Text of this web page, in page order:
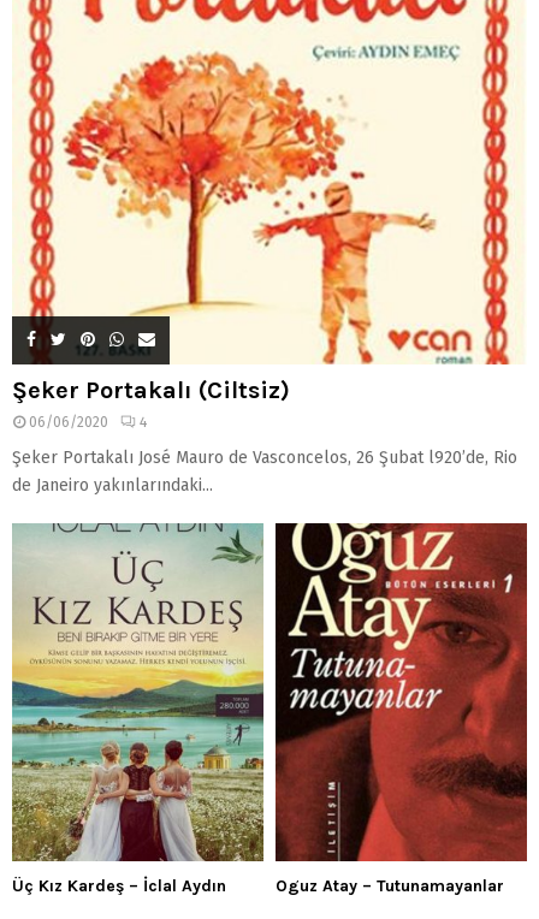
Şeker Portakalı (Ciltsiz)
06/06/2020 4
Şeker Portakalı José Mauro de Vasconcelos, 26 Şubat l920’de, Rio
de Janeiro yakınlarındaki...
Üç Kız Kardeş – İclal Aydın Oguz Atay – Tutunamayanlar